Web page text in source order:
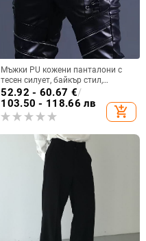
Мъжки PU кожени панталони с
тесен силует, байкър стил,
корейски стил, средна талия, есен
2025
52.92 - 60.67 €/
103.50 - 118.66 лв
add_shopping_cart